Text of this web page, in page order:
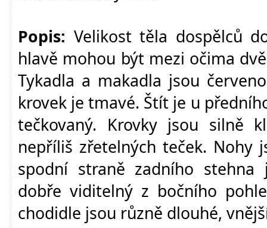
Popis: Velikost těla dospělců
hlavě mohou být mezi očima
Tykadla a makadla jsou
krovek je tmavé. Štít je u
tečkovaný. Krovky jsou silně
nepříliš zřetelných teček. Nohy
spodní straně zadního
dobře viditelný z bočního
chodidle jsou různě dlouhé,